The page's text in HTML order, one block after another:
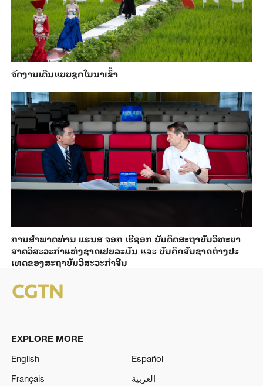
ຈັດງານເດີນແບບຊຸດໃນນາເຂົ້າ
ການ​ສຳ​ພາດ​ທ່ານ ແຮນ​ສ ຈອກ ເຮີ​ຊອກ ​ບັນ​ດິດ​ສະ​ຖາ​ບັນວິ​ທະ​ຍາ​
ສາດວິ​ສະ​ວະ​ກຳ​ແຫ່ງ​ຊາດ​ເຢຍ​ລະ​ມັນ ແລະ ບັນ​ດິດ​ສັນ​ຊາດ​ຕ່າງ​ປະ​
ເທດ​ຂອງສະ​ຖາ​ບັນ​ວິ​ສະ​ວະ​ກຳ​ຈີນ
EXPLORE MORE
English
Español
Français
العربية